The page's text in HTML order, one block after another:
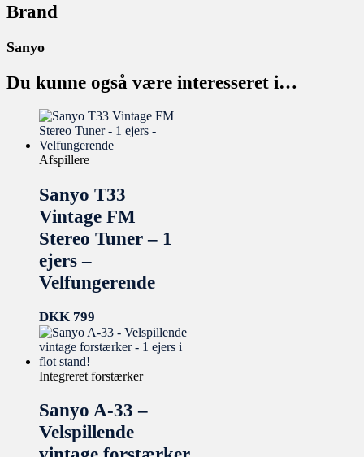
Brand
Sanyo
Du kunne også være interesseret i…
Afspillere
Sanyo T33
Vintage FM
Stereo Tuner – 1
ejers –
Velfungerende
DKK 799
Integreret forstærker
Sanyo A-33 –
Velspillende